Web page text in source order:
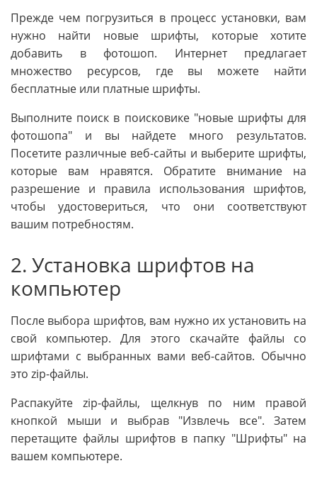
Прежде чем погрузиться в процесс установки, вам
нужно найти новые шрифты, которые хотите
добавить в фотошоп. Интернет предлагает
множество ресурсов, где вы можете найти
бесплатные или платные шрифты.
Выполните поиск в поисковике "новые шрифты для
фотошопа" и вы найдете много результатов.
Посетите различные веб-сайты и выберите шрифты,
которые вам нравятся. Обратите внимание на
разрешение и правила использования шрифтов,
чтобы удостовериться, что они соответствуют
вашим потребностям.
2. Установка шрифтов на
компьютер
После выбора шрифтов, вам нужно их установить на
свой компьютер. Для этого скачайте файлы со
шрифтами с выбранных вами веб-сайтов. Обычно
это zip-файлы.
Распакуйте zip-файлы, щелкнув по ним правой
кнопкой мыши и выбрав "Извлечь все". Затем
перетащите файлы шрифтов в папку "Шрифты" на
вашем компьютере.